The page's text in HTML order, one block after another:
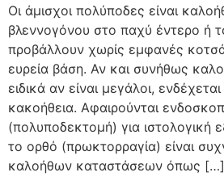
Οι άμισχοι πολύποδες είναι
βλεννογόνου στο παχύ έντερο ή
προβάλλουν χωρίς εμφανές
ευρεία βάση. Αν και συνήθως
ειδικά αν είναι μεγάλοι,
κακοήθεια. Αφαιρούνται
(πολυποδεκτομή) για ιστολογική
το ορθό (πρωκτορραγία) είναι
καλοήθων καταστάσεων όπως […]